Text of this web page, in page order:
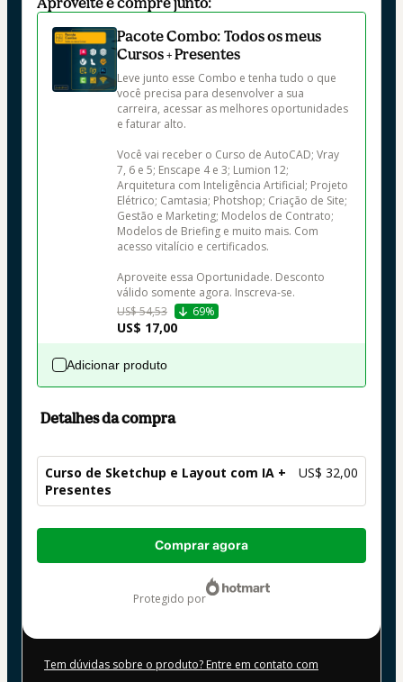
Pacote Combo: Todos os meus
Cursos + Presentes
Leve junto esse Combo e tenha tudo o que
você precisa para desenvolver a sua
carreira, acessar as melhores oportunidades
e faturar alto.
Você vai receber o Curso de AutoCAD; Vray
7, 6 e 5; Enscape 4 e 3; Lumion 12;
Arquitetura com Inteligência Artificial; Projeto
Elétrico; Camtasia; Photshop; Criação de Site;
Gestão e Marketing; Modelos de Contrato;
Modelos de Briefing e muito mais. Com
acesso vitalício e certificados.
Aproveite essa Oportunidade. Desconto
válido somente agora. Inscreva-se.
US$ 54,53
69%
US$ 17,00
Adicionar produto
Detalhes da compra
Curso de Sketchup e Layout com IA +
Presentes
US$ 32,00
Total
Comprar agora
protegido por
Tem dúvidas sobre o produto? Entre em contato com